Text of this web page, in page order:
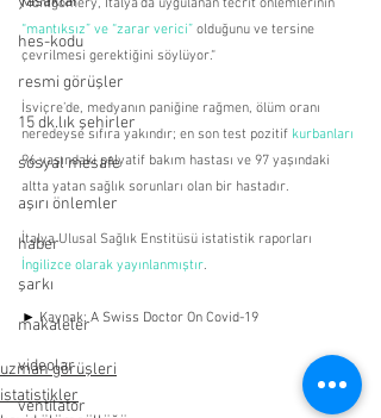
hes-kodu
resmi görüşler
15 dk.lık şehirler
sosyal mesafe
aşırı önlemler
haber
şarkı
makaleler
videolar
ventilator
Montgomery, İtalya’da uygulanan tecrit önlemlerinin
“mantıksız” ve “zarar verici” olduğunu ve tersine
çevrilmesi gerektiğini söylüyor.“
İsviçre’de, medyanın paniğine rağmen, ölüm oranı
neredeyse sıfıra yakındır; en son test pozitif kurbanları
96 yaşındaki palyatif bakım hastası ve 97 yaşındaki
altta yatan sağlık sorunları olan bir hastadır.
İtalya Ulusal Sağlık Enstitüsü istatistik raporları
İngilizce olarak yayınlanmıştır.
► Kaynak: A Swiss Doctor On Covid-19
uzman görüşleri
istatistikler